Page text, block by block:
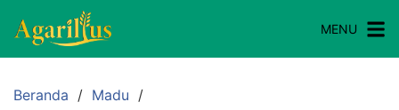
MENU
Beranda
Madu